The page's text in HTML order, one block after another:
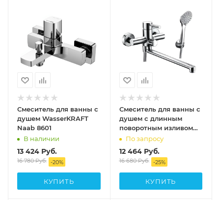
Смеситель для ванны с
душем WasserKRAFT
Naab 8601
В наличии
13 424 Руб.
16 780Руб. -20%
КУПИТЬ
Смеситель для ванны с
душем с длинным
поворотным изливом
WasserKRAFT Main
По запросу
12 464Руб.
16 680Руб. -25%
КУПИТЬ